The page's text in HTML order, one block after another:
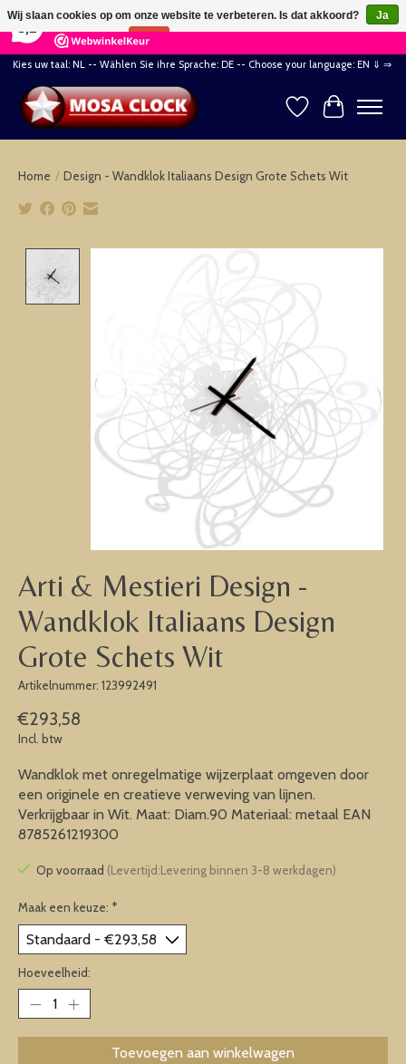
164 Reviews ×
Kies uw taal: NL -- Wählen Sie ihre Sprache: DE -- Choose your language: EN ⇓ ⇒
Verlanglijst
Home / Design - Wandklok Italiaans Design Grote Schets Wit
Arti & Mestieri Design -
Wandklok Italiaans Design
Grote Schets Wit
Artikelnummer: 123992491
€293,58
Incl. btw
Wandklok met onregelmatige wijzerplaat omgeven door
een originele en creatieve verweving van lijnen.
Verkrijgbaar in Wit. Maat: Diam.90 Materiaal: metaal EAN
8785261219300
Op voorraad (Levertijd:Levering binnen 3-8 werkdagen)
Maak een keuze: *
Hoeveelheid:
Toevoegen aan winkelwagen
Wij slaan cookies op om onze website te verbeteren. Is dat akkoord?
Ja
Nee